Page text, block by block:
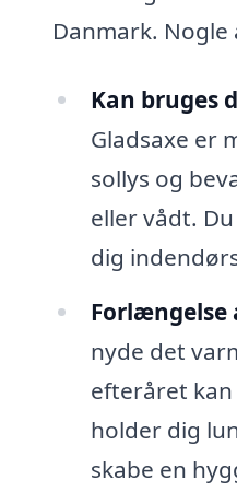
Danmark.
Kan bruges
Gladsaxe er
sollys og
eller vådt.
dig
Forlængelse
nyde det
efteråret
holder dig
skabe en